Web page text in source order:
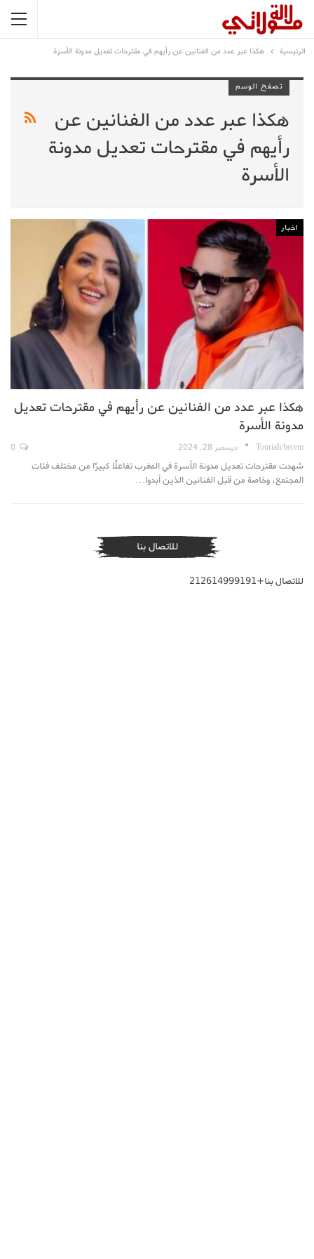
الرئيسية هكذا عبر عدد من الفنانين عن رأيهم في مقترحات تعديل مدونة الأسرة
تصفح الوسم
هكذا عبر عدد من الفنانين عن
رأيهم في مقترحات تعديل مدونة
الأسرة
اخبار
هكذا عبر عدد من الفنانين عن رأيهم في مقترحات تعديل
مدونة الأسرة
TouriaIcherem ديسمبر 28, 2024
شهدت مقترحات تعديل مدونة الأسرة في المغرب تفاعلًا كبيرًا من مختلف فئات
المجتمع، وخاصة من قبل الفنانين الذين أبدوا…
للاتصال بنا
للاتصال بنا+212614999191